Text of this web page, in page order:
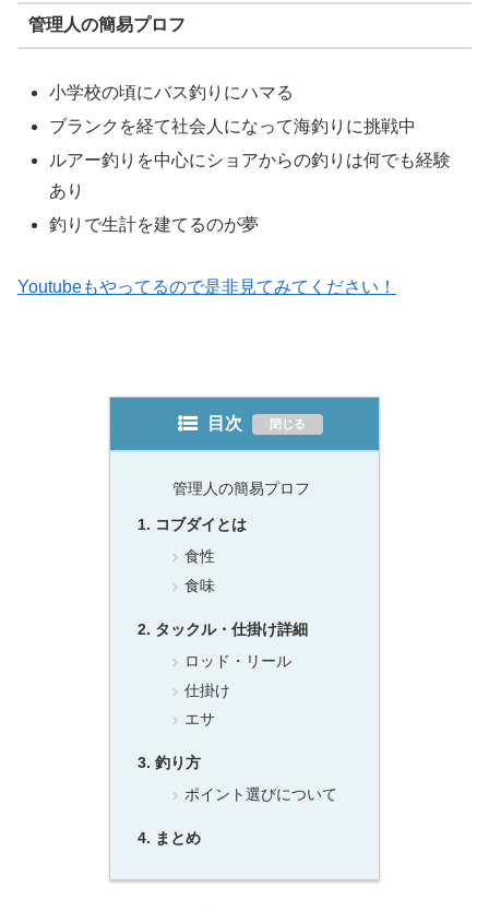
管理人の簡易プロフ
小学校の頃にバス釣りにハマる
ブランクを経て社会人になって海釣りに挑戦中
ルアー釣りを中心にショアからの釣りは何でも経験
あり
釣りで生計を建てるのが夢
Youtubeもやってるので是非見てみてください！
目次
管理人の簡易プロフ
コブダイとは
食性
食味
タックル・仕掛け詳細
ロッド・リール
仕掛け
エサ
釣り方
ポイント選びについて
まとめ